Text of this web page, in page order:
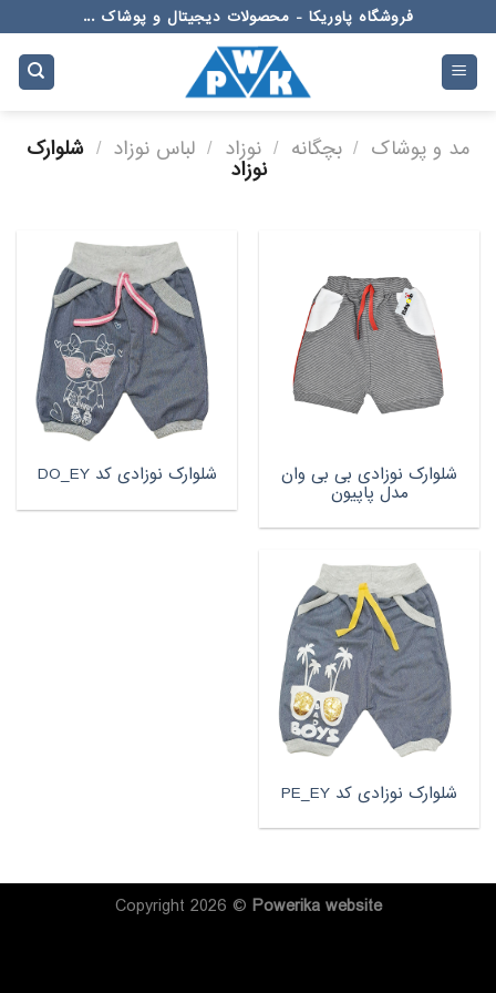
to
content
فروشگاه پاوریکا - محصولات دیجیتال و پوشاک ...
مد و پوشاک / بچگانه / نوزاد / لباس نوزاد / شلوارک
نوزاد
شلوارک نوزادی بی بی وان
مدل پاپیون
شلوارک نوزادی کد DO_EY
شلوارک نوزادی کد PE_EY
Copyright 2026 © Powerikawebsite